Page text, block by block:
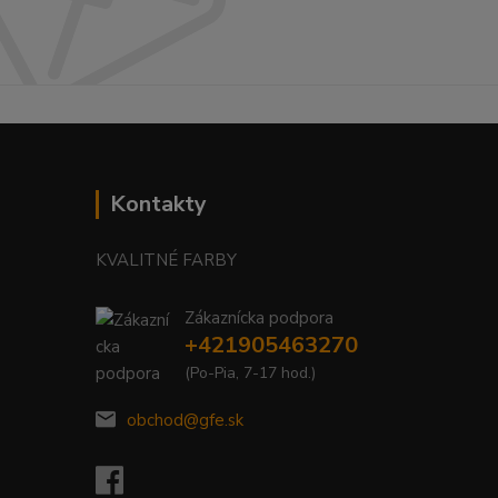
Kontakty
KVALITNÉ FARBY
Zákaznícka podpora
+421905463270
(Po-Pia, 7-17 hod.)
obchod@gfe.sk